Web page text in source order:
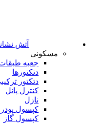
آتش
مسکونی
جعبه
دتکتورها
دتکتور
کنترل پانل
نازل
کپسول
کپسول گاز